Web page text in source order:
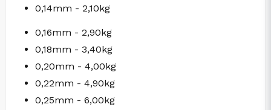
0,14mm - 2,10kg
0,16mm - 2,90kg
0,18mm - 3,40kg
0,20mm - 4,00kg
0,22mm - 4,90kg
0,25mm - 6,00kg